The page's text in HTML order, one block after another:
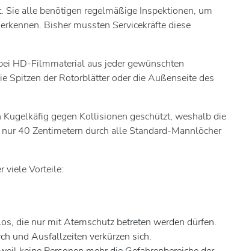
alle benötigen regelmäßige Inspektionen, um
Bisher mussten Servicekräfte diese
HD-Filmmaterial aus jeder gewünschten
Spitzen der Rotorblätter oder die Außenseite des
gegen Kollisionen geschützt, weshalb die
40 Zentimetern durch alle Standard-Mannlöcher
viele Vorteile:
die nur mit Atemschutz betreten werden dürfen.
und Ausfallzeiten verkürzen sich.